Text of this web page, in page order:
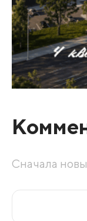
Сначала